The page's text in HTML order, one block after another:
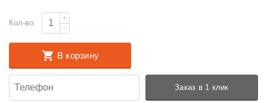
Кол-во:
+
−
В корзину
Заказ в 1 клик